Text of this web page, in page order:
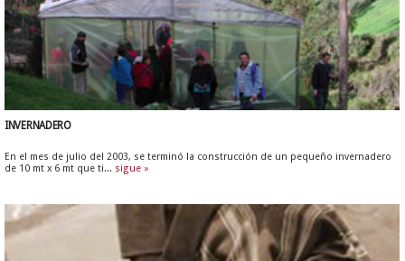
INVERNADERO
En el mes de julio del 2003, se terminó la construcción de un pequeño invernadero
de 10 mt x 6 mt que ti... sigue »